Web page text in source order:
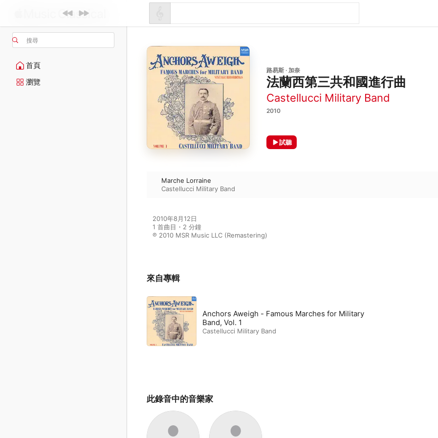
搜尋
首頁
瀏覽
路易斯 · 加奈
法蘭西第三共和國進行曲
Castellucci Military Band
2010
試聽
Marche Lorraine
Castellucci Military Band
2010年8月12日
1 首曲目・2 分鐘
℗ 2010 MSR Music LLC (Remastering)
來自專輯
Anchors Aweigh - Famous Marches for Military
Band, Vol. 1
Castellucci Military Band
此錄音中的音樂家